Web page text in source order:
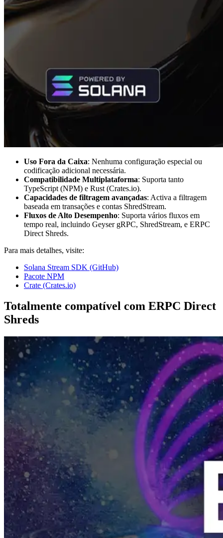
Uso Fora da Caixa: Nenhuma configuração especial ou
codificação adicional necessária.
Compatibilidade Multiplataforma: Suporta tanto
TypeScript (NPM) e Rust (Crates.io).
Capacidades de filtragem avançadas: Activa a filtragem
baseada em transações e contas ShredStream.
Fluxos de Alto Desempenho: Suporta vários fluxos em
tempo real, incluindo Geyser gRPC, ShredStream, e ERPC
Direct Shreds.
Para mais detalhes, visite:
Solana Stream SDK (GitHub)
Pacote NPM
Crate (Crates.io)
Totalmente compatível com ERPC Direct
Shreds